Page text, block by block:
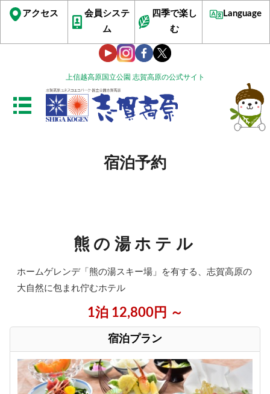
上信越高原国立公園 志賀高原の公式サイト
アクセス
会員システ
ム
四季で楽し
む
Language
宿泊予約
熊の湯ホテル
ホームゲレンデ「熊の湯スキー場」を有する、志賀高原の
大自然に包まれ佇むホテル
1泊 12,800円 ～
宿泊プラン